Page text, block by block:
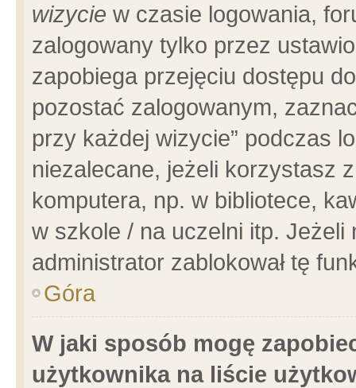
wizycie w czasie logowania,
zalogowany tylko przez
zapobiega przejęciu dostępu
pozostać zalogowanym,
przy każdej wizycie” podczas
niezalecane, jeżeli korzystasz
komputera, np. w bibliotece,
w szkole / na uczelni itp.
administrator zablokował tę
Góra
W jaki sposób mogę
użytkownika na liście